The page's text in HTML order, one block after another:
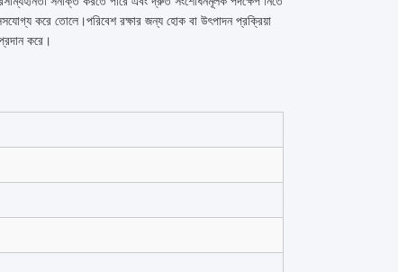
করে তোলে।পরিবেশ রক্ষার জন্য হোক বা উৎপাদন প্রক্রিয়া
করে।